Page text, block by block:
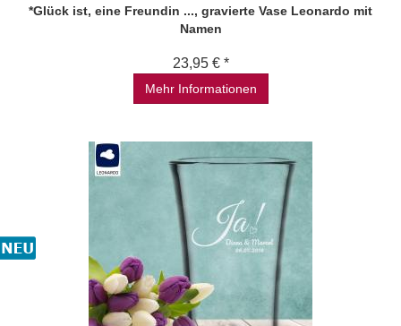
*Glück ist, eine Freundin ..., gravierte Vase Leonardo mit
Namen
23,95 € *
Mehr Informationen